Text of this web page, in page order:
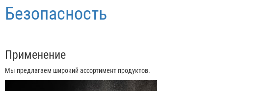
Безопасность
Применение
Мы предлагаем широкий ассортимент продуктов.